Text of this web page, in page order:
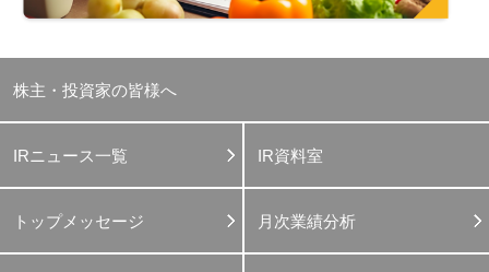
株主・投資家の皆様へ
IRニュース一覧 IR資料室
トップメッセージ 月次業績分析